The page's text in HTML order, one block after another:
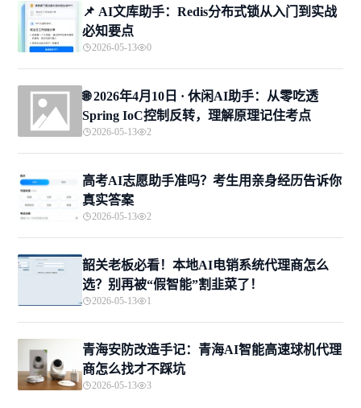
📌 ​AI文库助手：Redis分布式锁从入门到实战
必知要点
2026-05-13 0
🌐 2026年4月10日 · 休闲AI助手：从零吃透
Spring IoC控制反转，理解原理记住考点
2026-05-13 2
高考AI志愿助手准吗？考生用亲身经历告诉你
真实答案
2026-05-13 2
韶关老板必看！本地AI电销系统代理商怎么
选？别再被“假智能”割韭菜了！
2026-05-13 1
青海安防改造手记：青海AI智能高速球机代理
商怎么找才不踩坑
2026-05-13 3